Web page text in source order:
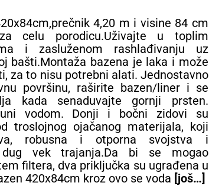
4,20 m i visine 84 cm
celu porodicu.Uživajte u toplim
i zasluženom rashlađivanju uz
bašti.Montaža bazena je laka i može
za to nisu potrebni alati. Jednostavno
površinu, raširite bazen/liner i se
kada senaduvajte gornji prsten.
vodom. Donji i bočni zidovi su
troslojnog ojačanog materijala, koji
robusna i otporna svojstva i
dug vek trajanja.Da bi se mogao
filtera, dva priključka su ugrađena u
420x84cm kroz ovo se voda [još…]